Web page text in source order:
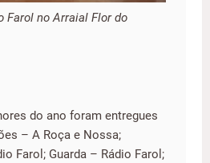
Farol no Arraial Flor do
do ano foram entregues
– A Roça e Nossa;
Farol; Guarda – Rádio Farol;